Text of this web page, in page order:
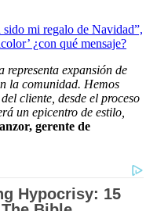
mi regalo de Navidad”,
¿con qué mensaje?
representa expansión de
la comunidad. Hemos
cliente, desde el proceso
un epicentro de estilo,
gerente de